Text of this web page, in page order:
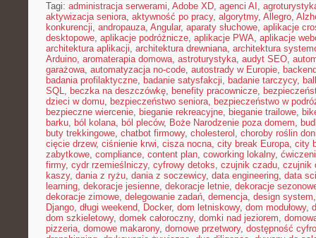
Tagi: administracja serwerami, Adobe XD, agenci AI ,
aktywizacja seniora, aktywność po pracy, algorytmy, Allegro,
konkurencji, andropauza, Angular, aparaty słuchowe, aplikacje
desktopowe, aplikacje podróżnicze, aplikacje PWA, aplikacje
architektura aplikacji, architektura drewniana, architektura
Arduino, aromaterapia domowa, astroturystyka, audyt SEO,
garażowa, automatyzacja no-code, autostrady w Europie,
badania profilaktyczne, badanie satysfakcji, badanie tarczycy,
SQL, beczka na deszczówkę, benefity pracownicze,
dzieci w domu, bezpieczeństwo seniora, bezpieczeństwo w
bezpieczne wiercenie, bieganie rekreacyjne, bieganie trailowe,
barku, ból kolana, ból pleców, Boże Narodzenie poza domem,
buty trekkingowe, chatbot firmowy, cholesterol , choroby roślin
cięcie drzew, ciśnienie krwi, cisza nocna, city break Europa, city
zabytkowe, compliance, content plan, coworking lokalny,
firmy, cydr rzemieślniczy, cyfrowy detoks, czujnik czadu, czujnik
kaszy, dania z ryżu, dania z soczewicy, data engineering, data
learning, dekoracje jesienne, dekoracje letnie, dekoracje
dekoracje zimowe, delegowanie zadań, demencja, design system
Django, długi weekend, Docker, dom letniskowy, dom modułowy,
dom szkieletowy, domek całoroczny, domki nad jeziorem,
pizzeria, domowe makarony, domowe przetwory, dostępność